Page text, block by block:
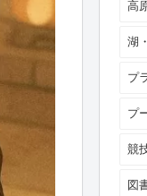
高
湖
プ
プ
競
図